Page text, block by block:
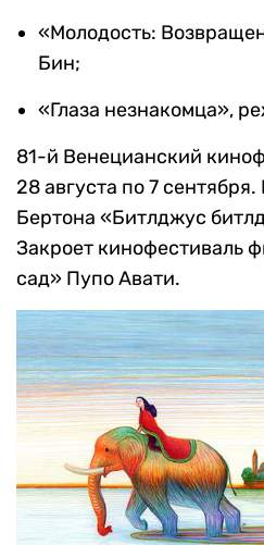
«Молодость:
Бин;
«Глаза незнакомца»,
81-й Венецианский
28 августа по 7
Бертона «Битлджус
Закроет кинофестиваль
сад» Пупо Авати.